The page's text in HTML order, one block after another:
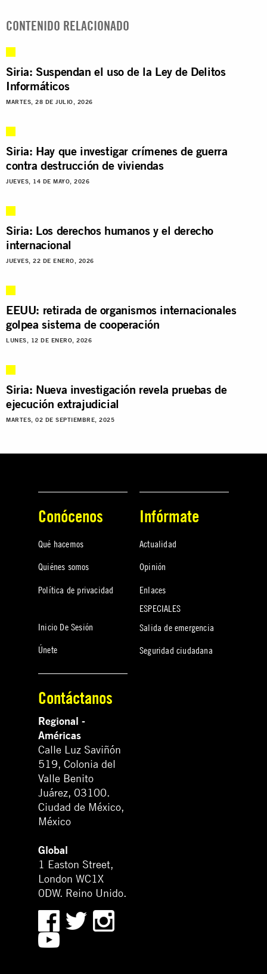
CONTENIDO RELACIONADO
Siria: Suspendan el uso de la Ley de Delitos
Informáticos
MARTES, 28 DE JULIO, 2026
Siria: Hay que investigar crímenes de guerra
contra destrucción de viviendas
JUEVES, 14 DE MAYO, 2026
Siria: Los derechos humanos y el derecho
internacional
JUEVES, 22 DE ENERO, 2026
EEUU: retirada de organismos internacionales
golpea sistema de cooperación
LUNES, 12 DE ENERO, 2026
Siria: Nueva investigación revela pruebas de
ejecución extrajudicial
MARTES, 02 DE SEPTIEMBRE, 2025
Conócenos
Qué hacemos
Quiénes somos
Política de privacidad
Inicio De Sesión
Únete
Infórmate
Actualidad
Opinión
Enlaces
ESPECIALES
Salida de emergencia
Seguridad ciudadana
Contáctanos
Regional -
Américas
Calle Luz Saviñón
519, Colonia del
Valle Benito
Juárez, 03100.
Ciudad de México,
México
Global
1 Easton Street,
London WC1X
0DW. Reino Unido.